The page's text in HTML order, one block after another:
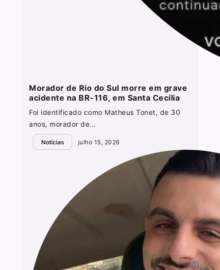
Morador de Rio do Sul morre em grave
acidente na BR-116, em Santa Cecília
Foi identificado como Matheus Tonet, de 30
anos, morador de...
Notícias julho 15, 2026